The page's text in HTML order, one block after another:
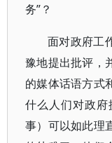
务”？
面对政府工
豫地提出批评，
的媒体话语方式
什么人们对政
事）可以如此理